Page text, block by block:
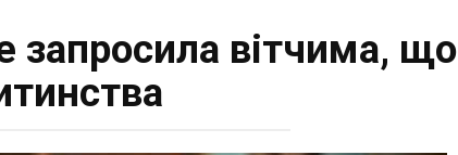
запросила вітчима, що